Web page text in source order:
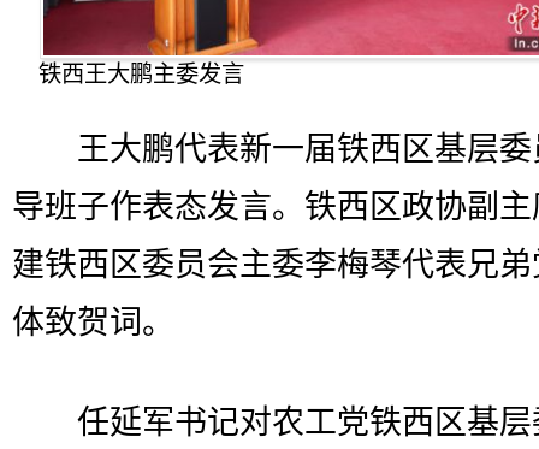
铁西王大鹏主委发言
王大鹏代表新一届铁西区基层委
导班子作表态发言。铁西区政协副
建铁西区委员会主委李梅琴代表兄
体致贺词。
任延军书记对农工党铁西区基层